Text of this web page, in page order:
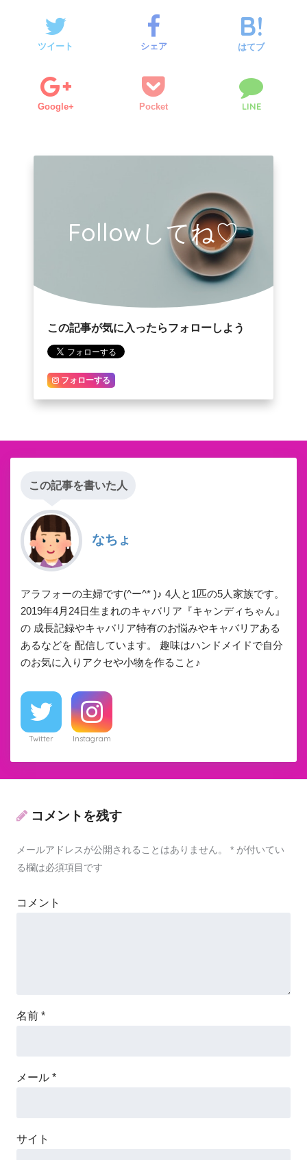
ツイート シェア はてブ
Google+ Pocket LINE
Followしてね♡
この記事が気に入ったらフォローしよう
フォローする
この記事を書いた人
なちょ
アラフォーの主婦です(^ー^* )♪ 4人と1匹の5人家族です。
2019年4月24日生まれのキャバリア『キャンディちゃん』
の 成長記録やキャバリア特有のお悩みやキャバリアある
あるなどを 配信しています。 趣味はハンドメイドで自分
のお気に入りアクセや小物を作ること♪
Twitter Instagram
コメントを残す
メールアドレスが公開されることはありません。 * が付いてい
る欄は必須項目です
コメント
名前 *
メール *
サイト